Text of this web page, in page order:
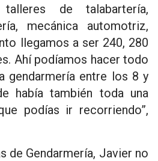
de talabartería,
mecánica automotriz,
llegamos a ser 240, 280
Ahí podíamos hacer todo
gendarmería entre los 8 y
había también toda una
podías ir recorriendo”,
de Gendarmería, Javier no